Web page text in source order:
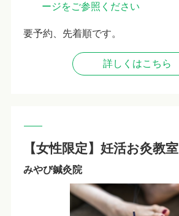
ージをご参照ください
要予約、先着順です。
詳しくはこちら
【女性限定】妊活お灸教室
みやび鍼灸院